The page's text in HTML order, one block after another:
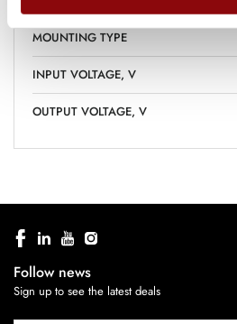
MOUNTING TYPE
INPUT VOLTAGE, V
OUTPUT VOLTAGE, V
Follow news
Sign up to see the latest deals